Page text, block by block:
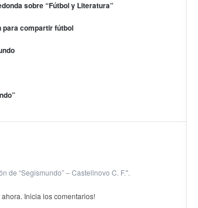
sobre “Fútbol y Literatura”
para compartir fútbol
de “Segismundo” – Castellnovo C. F.".
Inicia los comentarios!